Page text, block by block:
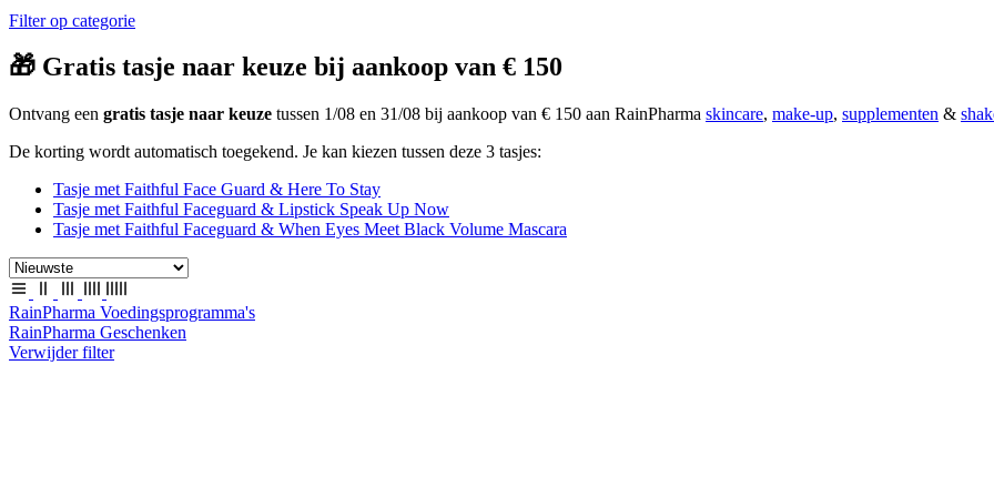
Filter op categorie
🎁 Gratis tasje naar keuze bij aankoop van € 150
Ontvang een gratis tasje naar keuze tussen 1/08 en 31/08 bij aankoop van € 150 aan RainPharma skincare, make-up, supplementen &
De korting wordt automatisch toegekend. Je kan kiezen tussen deze 3 tasjes:
Tasje met Faithful Face Guard & Here To Stay
Tasje met Faithful Faceguard & Lipstick Speak Up Now
Tasje met Faithful Faceguard & When Eyes Meet Black Volume Mascara
RainPharma Voedingsprogramma's
RainPharma Geschenken
Verwijder filter